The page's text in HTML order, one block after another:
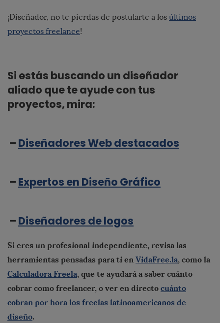
¡Diseñador, no te pierdas de postularte a los últimos
proyectos freelance!
Si estás buscando un diseñador
aliado que te ayude con tus
proyectos, mira:
– Diseñadores Web destacados
– Expertos en Diseño Gráfico
– Diseñadores de logos
Si eres un profesional independiente, revisa las
herramientas pensadas para ti en VidaFree.la, como la
Calculadora Freela, que te ayudará a saber cuánto
cobrar como freelancer, o ver en directo cuánto
cobran por hora los freelas latinoamericanos de
diseño.